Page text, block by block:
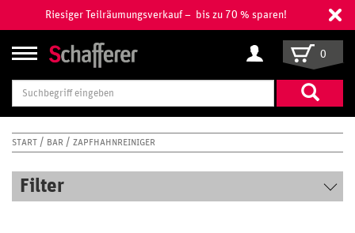
Riesiger Teilräumungsverkauf – bis zu 70 % sparen!
Suchbegriff
eingeben
0
START BAR ZAPFHAHNREINIGER
Filter